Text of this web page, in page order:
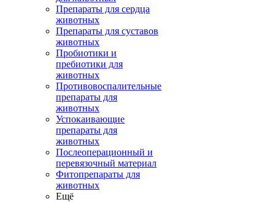
Препараты для сердца
животных
Препараты для суставов
животных
Пробиотики и
пребиотики для
животных
Противовоспалительные
препараты для
животных
Успокаивающие
препараты для
животных
Послеоперационный и
перевязочный материал
Фитопрепараты для
животных
Ещё